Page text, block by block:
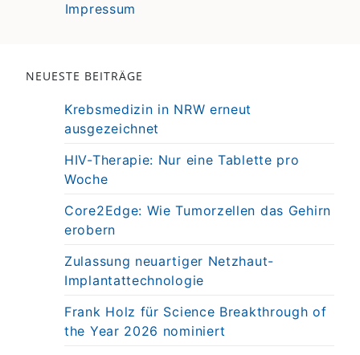
Impressum
NEUESTE BEITRÄGE
Krebsmedizin in NRW erneut
ausgezeichnet
HIV-Therapie: Nur eine Tablette pro
Woche
Core2Edge: Wie Tumorzellen das Gehirn
erobern
Zulassung neuartiger Netzhaut-
Implantattechnologie
Frank Holz für Science Breakthrough of
the Year 2026 nominiert